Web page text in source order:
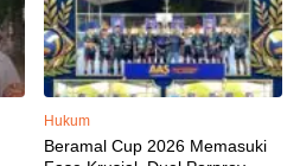
Hukum
Beramal Cup 2026 Memasuki